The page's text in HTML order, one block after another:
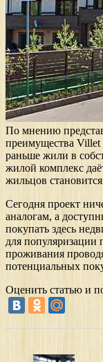
По мнению
преимущества Villet
раньше жили в
жилой комплекс
жильцов
Сегодня проект
аналогам, а
покупать здесь
для популяризации
проживания
потенциальных
Оценить статью и